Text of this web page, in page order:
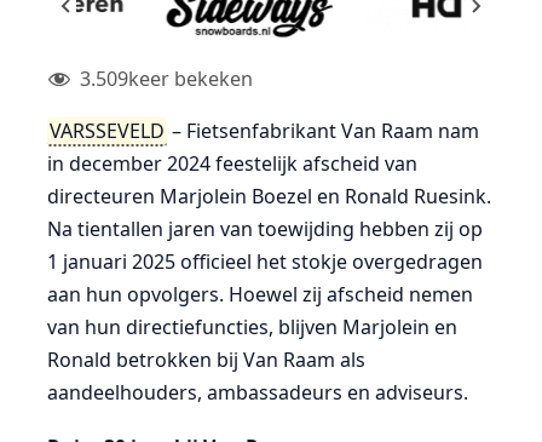
3.509keer bekeken
VARSSEVELD – Fietsenfabrikant Van Raam nam
in december 2024 feestelijk afscheid van
directeuren Marjolein Boezel en Ronald Ruesink.
Na tientallen jaren van toewijding hebben zij op
1 januari 2025 officieel het stokje overgedragen
aan hun opvolgers. Hoewel zij afscheid nemen
van hun directiefuncties, blijven Marjolein en
Ronald betrokken bij Van Raam als
aandeelhouders, ambassadeurs en adviseurs.